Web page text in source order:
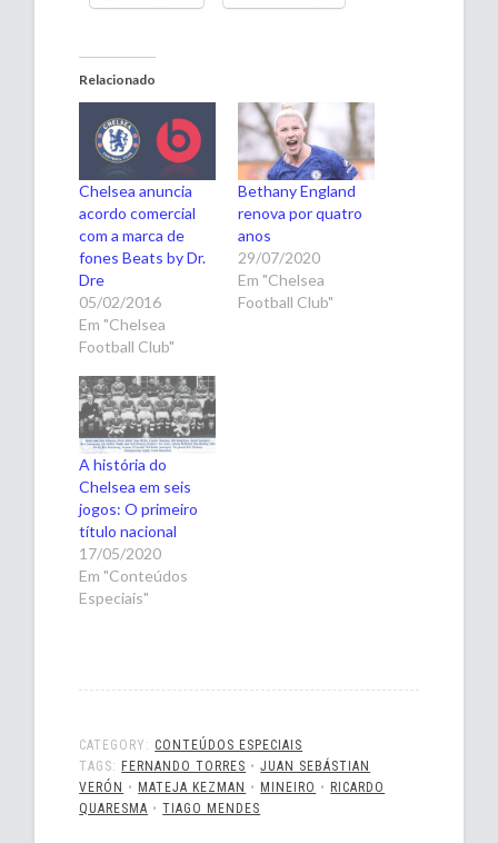
Relacionado
Chelsea anuncia
acordo comercial
com a marca de
fones Beats by Dr.
Dre
05/02/2016
Em "Chelsea
Football Club"
Bethany England
renova por quatro
anos
29/07/2020
Em "Chelsea
Football Club"
A história do
Chelsea em seis
jogos: O primeiro
título nacional
17/05/2020
Em "Conteúdos
Especiais"
CATEGORY: CONTEÚDOS ESPECIAIS
TAGS: FERNANDO TORRES •JUAN SEBÁSTIAN
VERÓN • MATEJA KEZMAN • MINEIRO • RICARDO
QUARESMA •TIAGO MENDES